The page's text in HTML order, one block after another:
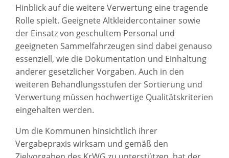
Hinblick auf die weitere Verwertung eine tragende
Rolle spielt. Geeignete Altkleidercontainer sowie
der Einsatz von geschultem Personal und
geeigneten Sammelfahrzeugen sind dabei genauso
essenziell, wie die Dokumentation und Einhaltung
anderer gesetzlicher Vorgaben. Auch in den
weiteren Behandlungsstufen der Sortierung und
Verwertung müssen hochwertige Qualitätskriterien
eingehalten werden.
Um die Kommunen hinsichtlich ihrer
Vergabepraxis wirksam und gemäß den